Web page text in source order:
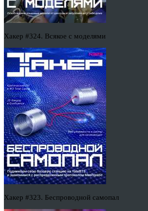
Хакер #324. Всякое с моделями
Хакер #323. Беспроводной самопал